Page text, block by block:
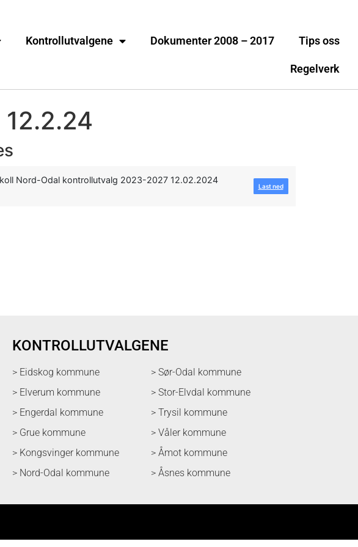
Kontrollutvalgene Dokumenter 2008 – 2017 Tips oss
Regelverk
Nord-Odal kontrollutvalg 2023-2027 12.02.2024
Last ned
KONTROLLUTVALGENE
> Eidskog kommune
> Elverum kommune
> Engerdal kommune
> Grue kommune
> Kongsvinger kommune
> Nord-Odal kommune
> Sør-Odal kommune
> Stor-Elvdal kommune
> Trysil kommune
> Våler kommune
> Åmot kommune
> Åsnes kommune